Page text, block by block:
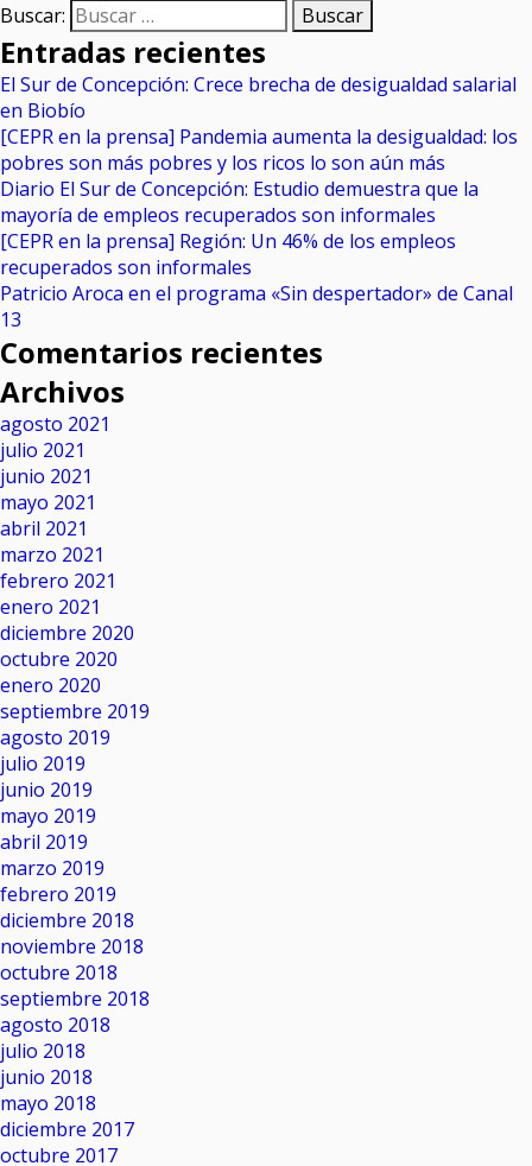
Buscar:
Entradas recientes
El Sur de Concepción: Crece brecha de desigualdad salarial
en Biobío
[CEPR en la prensa] Pandemia aumenta la desigualdad: los
pobres son más pobres y los ricos lo son aún más
Diario El Sur de Concepción: Estudio demuestra que la
mayoría de empleos recuperados son informales
[CEPR en la prensa] Región: Un 46% de los empleos
recuperados son informales
Patricio Aroca en el programa «Sin despertador» de Canal
13
Comentarios recientes
Archivos
agosto 2021
julio 2021
junio 2021
mayo 2021
abril 2021
marzo 2021
febrero 2021
enero 2021
diciembre 2020
octubre 2020
enero 2020
septiembre 2019
agosto 2019
julio 2019
junio 2019
mayo 2019
abril 2019
marzo 2019
febrero 2019
diciembre 2018
noviembre 2018
octubre 2018
septiembre 2018
agosto 2018
julio 2018
junio 2018
mayo 2018
diciembre 2017
octubre 2017